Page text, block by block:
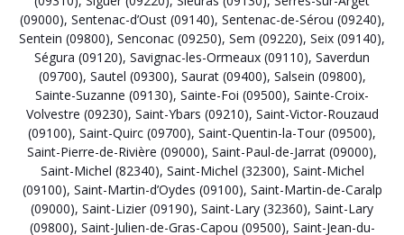
(09000), Sentenac-d’Oust (09140), Sentenac-de-Sérou (09240),
Sentein (09800), Senconac (09250), Sem (09220), Seix (09140),
Ségura (09120), Savignac-les-Ormeaux (09110), Saverdun
(09700), Sautel (09300), Saurat (09400), Salsein (09800),
Sainte-Suzanne (09130), Sainte-Foi (09500), Sainte-Croix-
Volvestre (09230), Saint-Ybars (09210), Saint-Victor-Rouzaud
(09100), Saint-Quirc (09700), Saint-Quentin-la-Tour (09500),
Saint-Pierre-de-Rivière (09000), Saint-Paul-de-Jarrat (09000),
Saint-Michel (82340), Saint-Michel (32300), Saint-Michel
(09100), Saint-Martin-d’Oydes (09100), Saint-Martin-de-Caralp
(09000), Saint-Lizier (09190), Saint-Lary (32360), Saint-Lary
(09800), Saint-Julien-de-Gras-Capou (09500), Saint-Jean-du-